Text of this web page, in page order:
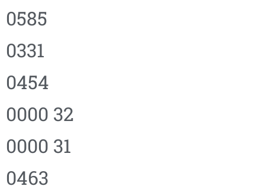
0585
0331
0454
0000 32
0000 31
0463